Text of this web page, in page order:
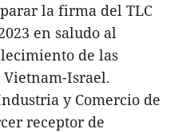
la firma del TLC
en saludo al
de las
Israel.
y Comercio de
receptor de